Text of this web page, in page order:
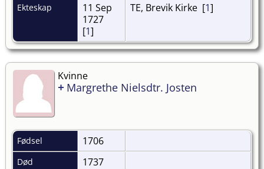
Ekteskap
11 Sep
1727
[1]
TE, Brevik Kirke [1]
Kvinne
+ Margrethe Nielsdtr. Josten
Fødsel 1706
Død 1737